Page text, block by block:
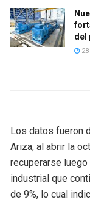
del
28
Los datos fueron
Ariza, al abrir la
recuperarse
industrial que
de 9%, lo cual